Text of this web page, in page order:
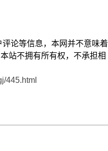
论等信息，本网并不意味着
站不拥有所有权，不承担相
445.html